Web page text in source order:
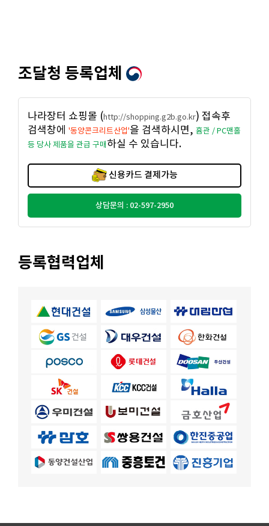
조달청 등록업체
나라장터 쇼핑몰 (http://shopping.g2b.go.kr) 접속후
검색창에 '동양콘크리트산업'을 검색하시면, 흄관 / PC맨홀
등 당사 제품을 관급 구매 하실 수 있습니다.
신용카드 결제가능
상담문의 : 02-597-2950
등록협력업체